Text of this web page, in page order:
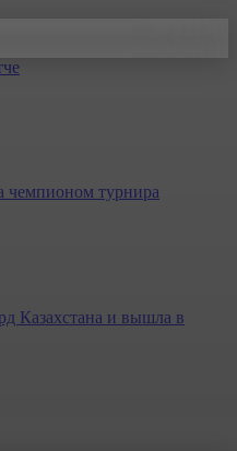
чемпионом турнира
Казахстана и вышла в